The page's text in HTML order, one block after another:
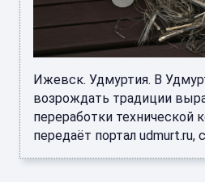
Ижевск. Удмуртия. В
возрождать традиции
переработки технической
передаёт портал udmurt.ru,